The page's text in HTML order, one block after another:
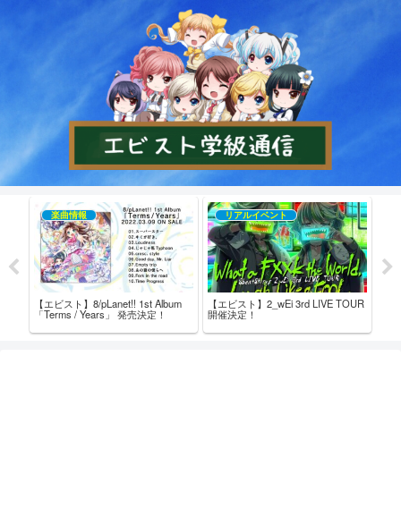
楽曲情報
【エビスト】8/pLanet!! 1st Album
「Terms / Years」 発売決定！
リアルイベント
【エビスト】2_wEi 3rd LIVE TOUR
開催決定！